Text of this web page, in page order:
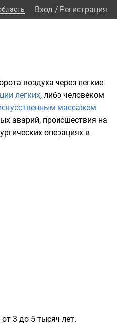
Вход / Регистрация
воздуха через легкие
легких, либо человеком
массажем
аварий, происшествия на
операциях в
3 до 5 тысяч лет.